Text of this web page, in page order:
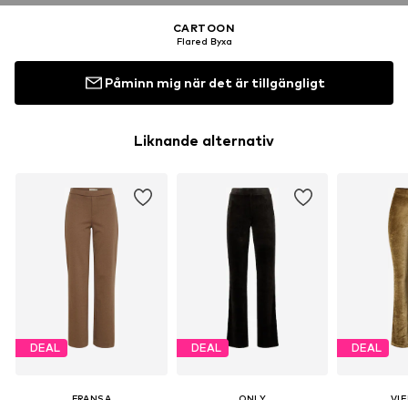
CARTOON
Flared Byxa
Påminn mig när det är tillgängligt
Liknande alternativ
DEAL DEAL DEAL